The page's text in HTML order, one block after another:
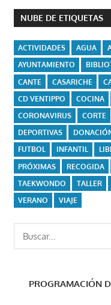
NUBE DE ETIQUETAS
ACTIVIDADES AGUA
AYUNTAMIENTO
CANTE
CASARICHE
CD VENTIPPO
COCINA
CORONAVIRUS
CORTE
DEPORTIVAS
FUTBOL
INFANTIL
PRÓXIMAS
RECOGIDA
TAEKWONDO
TALLER
VERANO
VIAJE
Buscar:
PROGRAMACIÓN